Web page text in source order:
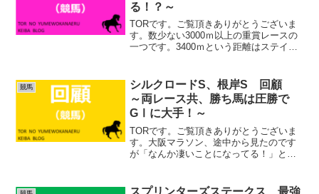
る！？～
TORです。ご覧頂きありがとうございま
す。数少ない3000ｍ以上の重賞レースの
一つです。3400ｍという距離はステイヤ
でも、ここだけは譲れないステイヤーが
います。過...
競馬
シルクロードS、根岸S 回顧
～両レース共、勝ち馬は圧勝で
GⅠに大手！～
TORです。ご覧頂きありがとうございま
す。大阪マラソン、途中から見たのです
が「なんか凄いことになってる！」と、
ました！パリオリンピックも頑張れ！シ
スプリンターズステークス 最強